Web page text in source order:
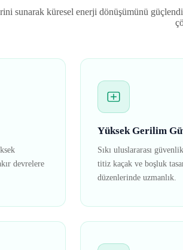
sunarak küresel enerji dönüşümünü
devrelere
Yüksek Gerilim
Sıkı uluslararası
titiz kaçak ve boşluk
düzenlerinde uzmanlık.